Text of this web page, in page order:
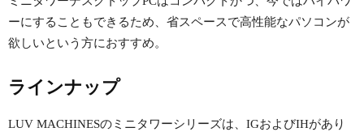
ーにすることもできるため、省スペースで高性能なパソコンが
欲しいという方におすすめ。
ラインナップ
LUV MACHINESのミニタワーシリーズは、IGおよびIHがあり